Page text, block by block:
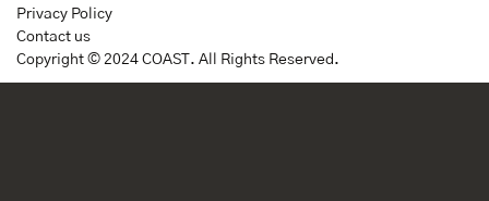
Privacy Policy
Contact us
Copyright © 2024 COAST. All Rights Reserved.